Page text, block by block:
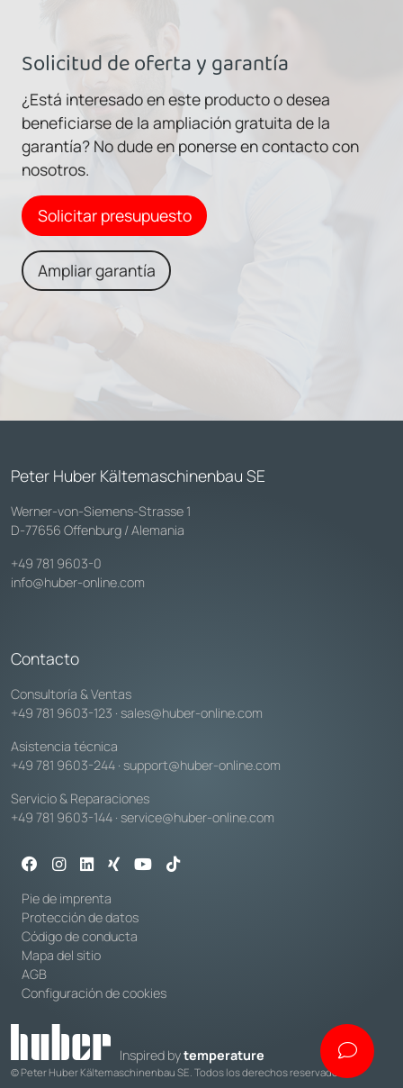
Solicitud de oferta y garantía
¿Está interesado en este producto o desea
beneficiarse de la ampliación gratuita de la
garantía? No dude en ponerse en contacto con
nosotros.
Solicitar presupuesto
Ampliar garantía
Peter Huber Kältemaschinenbau SE
Werner-von-Siemens-Strasse 1
D-77656 Offenburg / Alemania
+49 781 9603-0
info@huber-online.com
Contacto
Consultoría & Ventas
+49 781 9603-123 · sales@huber-online.com
Asistencia técnica
+49 781 9603-244 · support@huber-online.com
Servicio & Reparaciones
+49 781 9603-144 · service@huber-online.com
Pie de imprenta
Protección de datos
Código de conducta
Mapa del sitio
AGB
Configuración de cookies
Inspired bytemperature
© Peter Huber Kältemaschinenbau SE. Todos los derechos reservados